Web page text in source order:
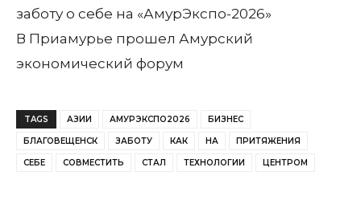
заботу о себе на «АмурЭкспо-2026»
В Приамурье прошел Амурский
экономический форум
TAGS АЗИИ АМУРЭКСПО2026 БИЗНЕС
БЛАГОВЕЩЕНСК ЗАБОТУ КАК НА ПРИТЯЖЕНИЯ
СЕБЕ СОВМЕСТИТЬ СТАЛ ТЕХНОЛОГИИ ЦЕНТРОМ